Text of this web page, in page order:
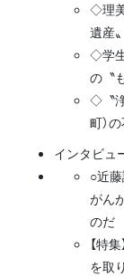
◇理
遺産〟
◇学
の〝
◇〝
町）
インタビュ
○近
がん
のだ
【特
を取